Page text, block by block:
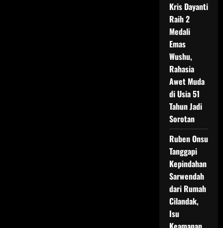
Kris Dayanti
Raih 2
Medali
Emas
Wushu,
Rahasia
Awet Muda
di Usia 51
Tahun Jadi
Sorotan
Ruben Onsu
Tanggapi
Kepindahan
Sarwendah
dari Rumah
Cilandak,
Isu